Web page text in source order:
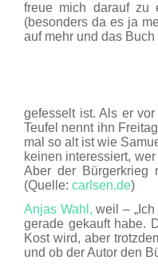
freue mich darauf zu
(besonders da es ja
auf mehr und das
gefesselt ist. Als er
Teufel nennt ihn
mal so alt ist wie
keinen interessiert,
Aber der Bürgerkrieg
(Quelle: carlsen.de)
Anjas Wahl, weil –
gerade gekauft habe.
Kost wird, aber
und ob der Autor den